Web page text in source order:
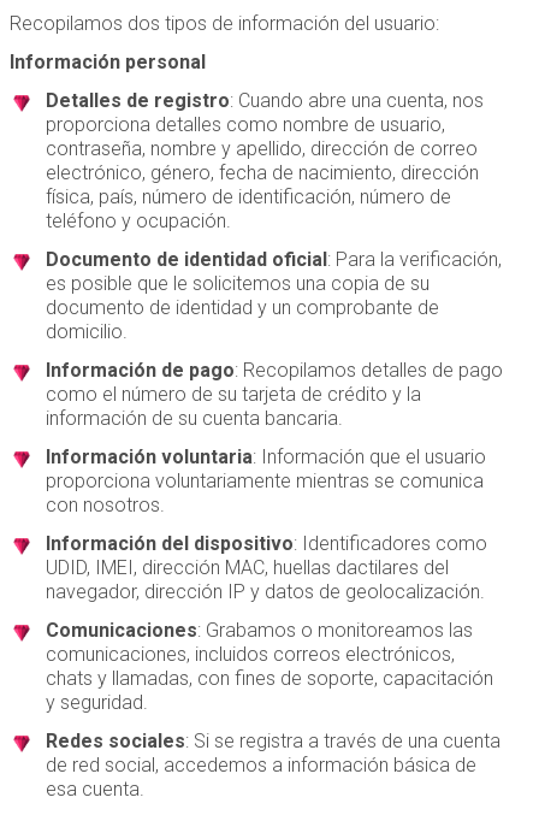
Recopilamos dos tipos de información del usuario:
Información personal
Detalles de registro: Cuando abre una cuenta, nos
proporciona detalles como nombre de usuario,
contraseña, nombre y apellido, dirección de correo
electrónico, género, fecha de nacimiento, dirección
física, país, número de identificación, número de
teléfono y ocupación.
Documento de identidad oficial : Para la verificación,
es posible que le solicitemos una copia de su
documento de identidad y un comprobante de
domicilio.
Información de pago: Recopilamos detalles de pago
como el número de su tarjeta de crédito y la
información de su cuenta bancaria.
Información voluntaria: Información que el usuario
proporciona voluntariamente mientras se comunica
con nosotros.
Información del dispositivo: Identificadores como
UDID, IMEI, dirección MAC, huellas dactilares del
navegador, dirección IP y datos de geolocalización.
Comunicaciones: Grabamos o monitoreamos las
comunicaciones, incluidos correos electrónicos,
chats y llamadas, con fines de soporte, capacitación
y seguridad.
Redes sociales: Si se registra a través de una cuenta
de red social, accedemos a información básica de
esa cuenta.